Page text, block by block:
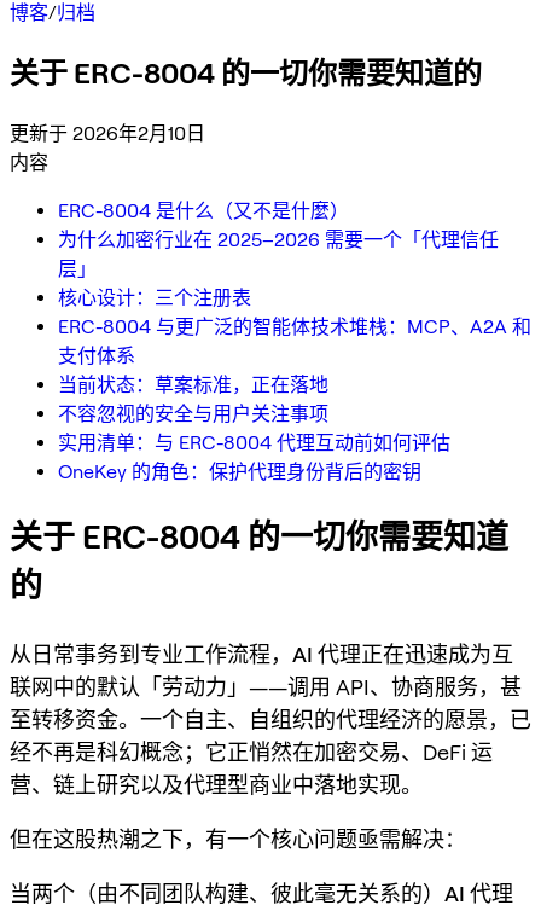
博客/归档
关于 ERC-8004 的一切你需要知道的
更新于 2026年2月10日
内容
ERC-8004 是什么（又不是什麼）
为什么加密行业在 2025–2026 需要一个「代理信任
层」
核心设计：三个注册表
ERC-8004 与更广泛的智能体技术堆栈：MCP、A2A 和
支付体系
当前状态：草案标准，正在落地
不容忽视的安全与用户关注事项
实用清单：与 ERC-8004 代理互动前如何评估
OneKey 的角色：保护代理身份背后的密钥
关于 ERC-8004 的一切你需要知道
的
从日常事务到专业工作流程， AI 代理正在迅速成为互
联网中的默认「劳动力」——调用 API、协商服务，甚
至转移资金。一个自主、自组织的代理经济的愿景，已
经不再是科幻概念；它正悄然在加密交易、DeFi 运
营、链上研究以及代理型商业中落地实现。
但在这股热潮之下，有一个核心问题亟需解决：
当两个（由不同团队构建、彼此毫无关系的）AI 代理